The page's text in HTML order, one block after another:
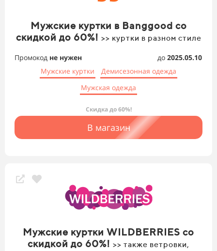
Мужские куртки в Banggood со
скидкой до 60%! >> куртки в разном стиле
Промокод не нужен до 2025.05.10
Мужские куртки
Демисезонная одежда
Мужская одежда
Скидка до 60%!
В магазин
Мужские куртки WILDBERRIES со
скидкой до 60%! >> также ветровки,